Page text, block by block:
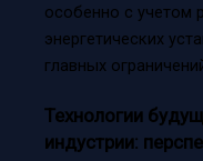
особенно с учетом
энергетических
главных
Технологии
индустрии: